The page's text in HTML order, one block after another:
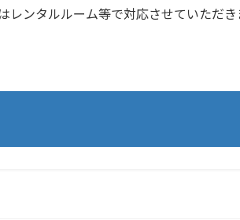
ンタルルーム等で対応させていただき